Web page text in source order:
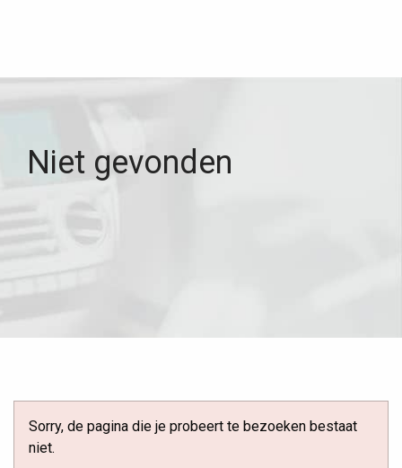
Niet gevonden
Sorry, de pagina die je probeert te bezoeken bestaat
niet.